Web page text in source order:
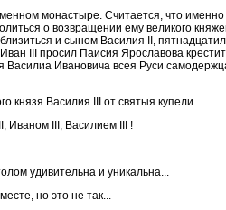
монастыре. Считается, что
о возвращении ему великого
и сыном Василия II,
III просил Паисия Ярославова
Василиа Ивановича всея Руси
князя Василия III от святыя купели...
Иваном III, Василием III !
удивительна и уникальна...
но это не так...